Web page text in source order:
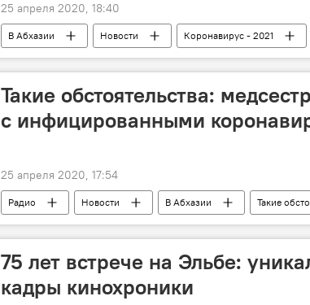
25 апреля 2020, 18:40
В Абхазии Новости Коронавирус - 2021
Такие обстоятельства:
с инфицированными
25 апреля 2020, 17:54
Радио Новости В Абхазии Такие
75 лет встрече на Эльбе:
кадры кинохроники